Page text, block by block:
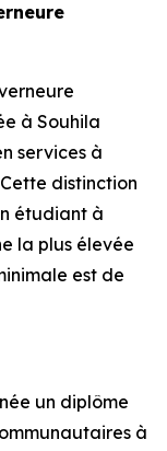
à Souhila
services à
distinction
étudiant à
la plus élevée
est de
un diplôme
à